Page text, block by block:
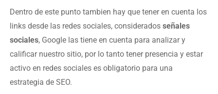
Dentro de este punto tambien hay que tener en cuenta los
links desde las redes sociales, considerados señales
sociales, Google las tiene en cuenta para analizar y
calificar nuestro sitio, por lo tanto tener presencia y estar
activo en redes sociales es obligatorio para una
estrategia de SEO.